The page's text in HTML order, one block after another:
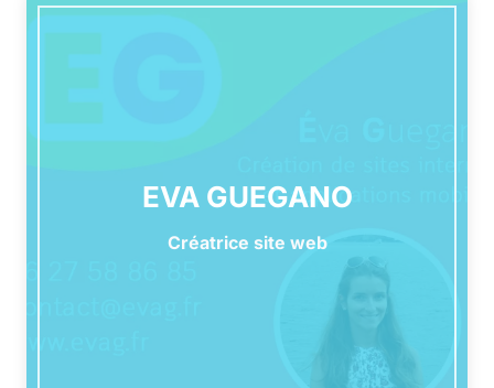
EVA GUEGANO
Créatrice site web